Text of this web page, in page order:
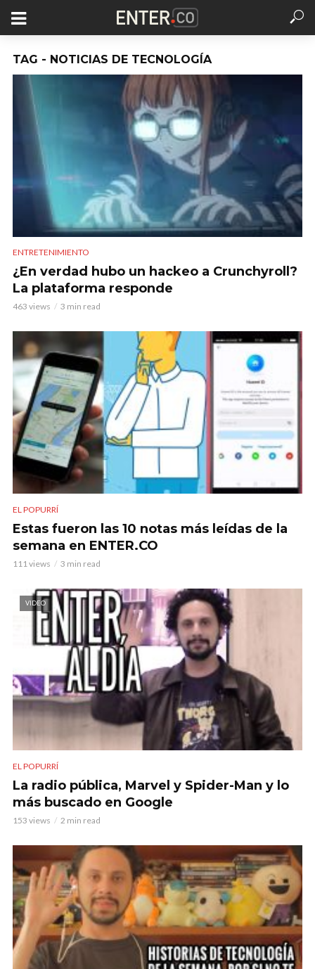
TAG - NOTICIAS DE TECNOLOGÍA
ENTRETENIMIENTO
¿En verdad hubo un hackeo a Crunchyroll?
La plataforma responde
463 views 3 min read
EL POPURRÍ
Estas fueron las 10 notas más leídas de la
semana en ENTER.CO
111 views 3 min read
VIDEO
EL POPURRÍ
La radio pública, Marvel y Spider-Man y lo
más buscado en Google
153 views 2 min read